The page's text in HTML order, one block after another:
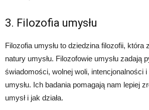
3. Filozofia umysłu
Filozofia umysłu to dziedzina filozofii, która
natury umysłu. Filozofowie umysłu zadają
świadomości, wolnej woli, intencjonalności
umysłu. Ich badania pomagają nam lepiej
umysł i jak działa.